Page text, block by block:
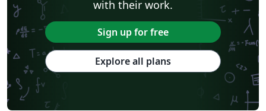
with their work.
Sign up for free
Explore all plans